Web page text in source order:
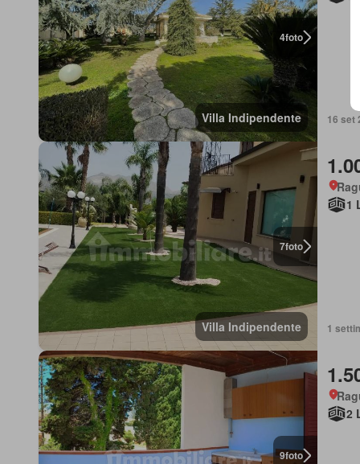
4foto
Villa Indipendente 16 set
7foto
Villa Indipendente
1
1
9foto
2